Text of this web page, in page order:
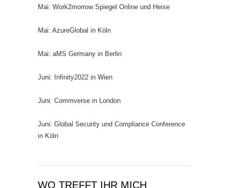
Mai: Work2morrow Spiegel Online und Heise
Mai: AzureGlobal in Köln
Mai: aMS Germany in Berlin
Juni: Infinity2022 in Wien
Juni: Commverse in London
Juni: Global Security und Compliance Conference
in Köln
WO TREFFT IHR MICH